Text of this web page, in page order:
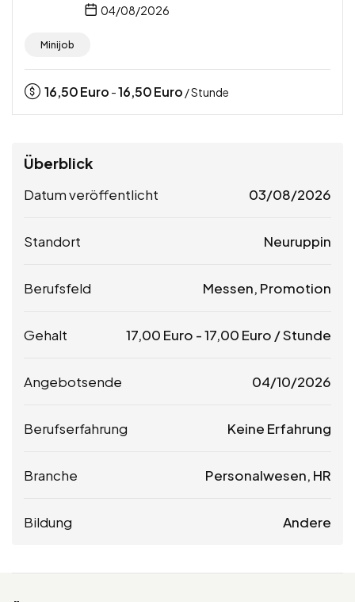
04/08/2026
Minijob
16,50Euro -16,50Euro / Stunde
Überblick
Datum veröffentlicht 03/08/2026
Standort Neuruppin
Berufsfeld Messen, Promotion
Gehalt 17,00 Euro -17,00 Euro / Stunde
Angebotsende 04/10/2026
Berufserfahrung Keine Erfahrung
Branche Personalwesen, HR
Bildung Andere